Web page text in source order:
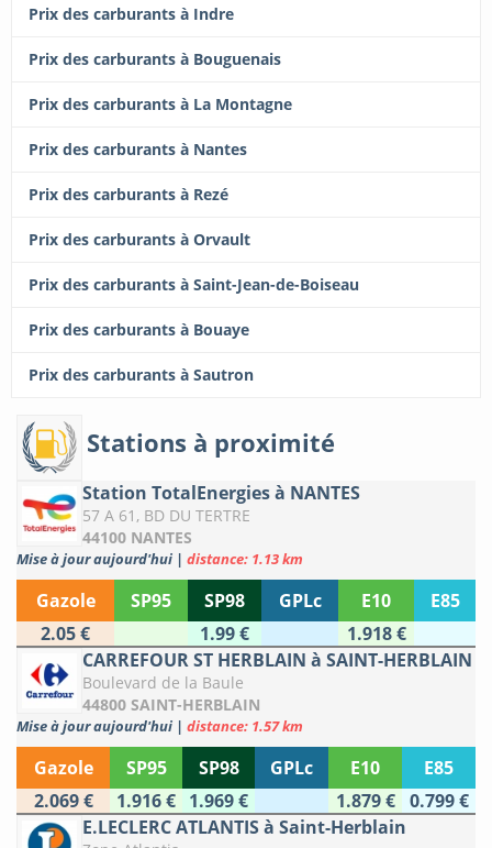
Prix des carburants à Indre
Prix des carburants à Bouguenais
Prix des carburants à La Montagne
Prix des carburants à Nantes
Prix des carburants à Rezé
Prix des carburants à Orvault
Prix des carburants à Saint-Jean-de-Boiseau
Prix des carburants à Bouaye
Prix des carburants à Sautron
Stations à proximité
Station TotalEnergies à NANTES
57 A 61, BD DU TERTRE
44100 NANTES
Mise à jour aujourd'hui | distance: 1.13 km
Gazole SP95 SP98 GPLc E10
E85
2.05 €
1.99 €
1.918 €
CARREFOUR ST HERBLAIN à SAINT-HERBLAIN
Boulevard de la Baule
44800 SAINT-HERBLAIN
Mise à jour aujourd'hui | distance: 1.57 km
Gazole SP95 SP98 GPLc E10
E85
2.069 €
1.916 € 1.969 € 1.879 €
0.799 €
E.LECLERC ATLANTIS à Saint-Herblain